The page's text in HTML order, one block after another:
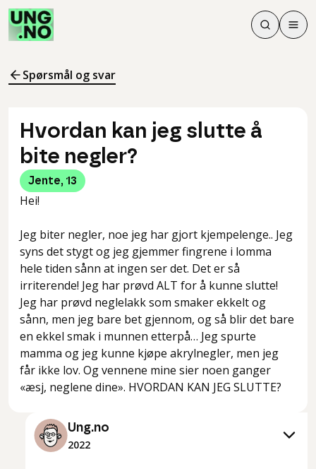
Søk
Søk
Meny
Spørsmål og svar
Hvordan kan jeg slutte å
bite negler?
Jente, 13
Hei!
Jeg biter negler, noe jeg har gjort kjempelenge.. Jeg
syns det stygt og jeg gjemmer fingrene i lomma
hele tiden sånn at ingen ser det. Det er så
irriterende! Jeg har prøvd ALT for å kunne slutte!
Jeg har prøvd neglelakk som smaker ekkelt og
sånn, men jeg bare bet gjennom, og så blir det bare
en ekkel smak i munnen etterpå… Jeg spurte
mamma og jeg kunne kjøpe akrylnegler, men jeg
får ikke lov. Og vennene mine sier noen ganger
«æsj, neglene dine». HVORDAN KAN JEG SLUTTE?
Ung.no
2022